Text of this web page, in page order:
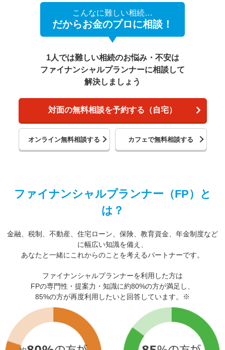
こんなに難しい相続…
だからお金のプロに相談！
1人では難しい相続のお悩み・不安は
ファイナンシャルプランナーに相談して
解決しましょう
対面の無料相談を予約する（自宅）
オンライン無料相談する カフェで無料相談する
ファイナンシャルプランナー（FP）と
は？
金融、税制、不動産、住宅ローン、保険、教育資金、年金制度など
に幅広い知識を備え、
あなたと一緒にこれからのことを考えるパートナーです。
ファイナンシャルプランナーを利用した方は
FPの専門性・提案力・知識に約80%の方が満足し、
85%の方が再度利用したいと回答しています。※